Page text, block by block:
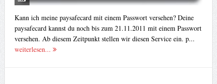
Kann ich meine paysafecard mit einem Passwort versehen? Deine
paysafecard kannst du noch bis zum 21.11.2011 mit einem Passwort
versehen. Ab diesem Zeitpunkt stellen wir diesen Service ein. p...
weiterlesen...